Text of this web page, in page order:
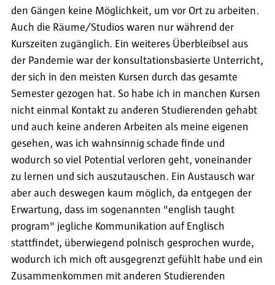
den Gängen keine Möglichkeit, um vor Ort zu arbeiten.
Auch die Räume/Studios waren nur während der
Kurszeiten zugänglich. Ein weiteres Überbleibsel aus
der Pandemie war der konsultationsbasierte Unterricht,
der sich in den meisten Kursen durch das gesamte
Semester gezogen hat. So habe ich in manchen Kursen
nicht einmal Kontakt zu anderen Studierenden gehabt
und auch keine anderen Arbeiten als meine eigenen
gesehen, was ich wahnsinnig schade finde und
wodurch so viel Potential verloren geht, voneinander
zu lernen und sich auszutauschen. Ein Austausch war
aber auch deswegen kaum möglich, da entgegen der
Erwartung, dass im sogenannten "english taught
program" jegliche Kommunikation auf Englisch
stattfindet, überwiegend polnisch gesprochen wurde,
wodurch ich mich oft ausgegrenzt gefühlt habe und ein
Zusammenkommen mit anderen Studierenden